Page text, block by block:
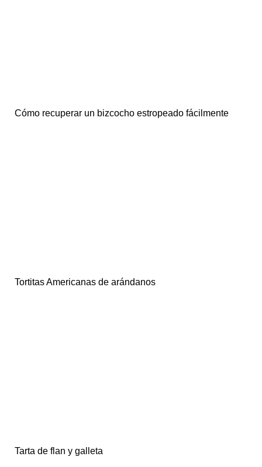
Cómo recuperar un bizcocho estropeado fácilmente
Tortitas Americanas de arándanos
Tarta de flan y galleta